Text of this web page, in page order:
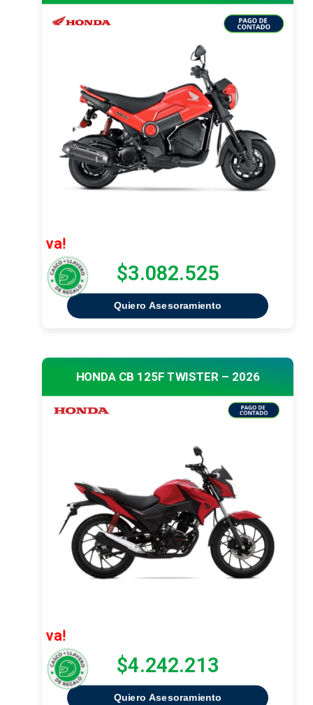
$3.082.525
Quiero Asesoramiento
HONDA CB 125F TWISTER – 2026
$4.242.213
Quiero Asesoramiento